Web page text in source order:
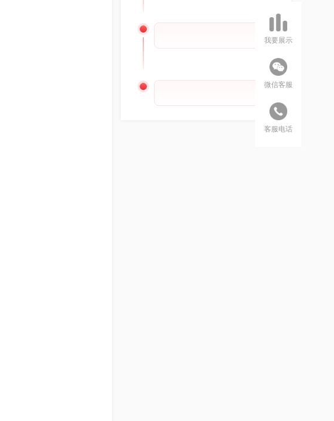
我要展示
微信客服
客服电话